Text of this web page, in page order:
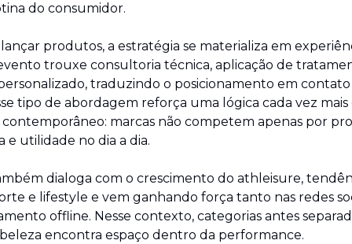
do consumidor.
produtos, a estratégia se materializa em
trouxe consultoria técnica, aplicação de
traduzindo o posicionamento em
tipo de abordagem reforça uma lógica cada vez
marcas não competem apenas por
e utilidade no dia a dia.
dialoga com o crescimento do athleisure,
e lifestyle e vem ganhando força tanto nas redes
offline. Nesse contexto, categorias antes
encontra espaço dentro da performance.